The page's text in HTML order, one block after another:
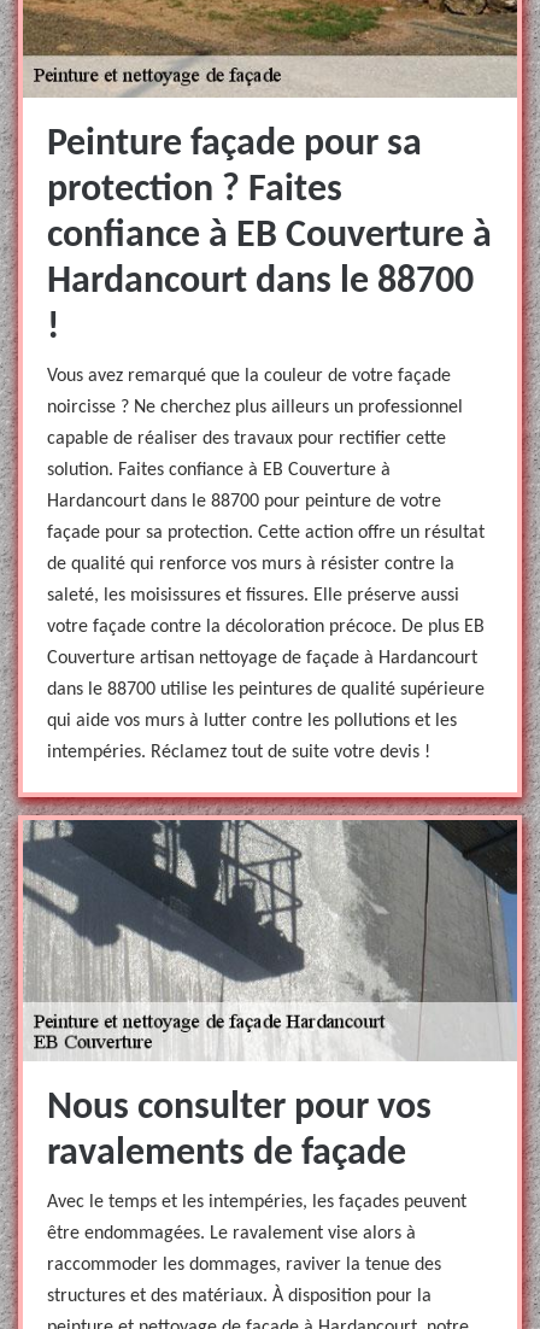
Peinture façade pour sa
protection ? Faites
confiance à EB Couverture à
Hardancourt dans le 88700
!
Vous avez remarqué que la couleur de votre façade
noircisse ? Ne cherchez plus ailleurs un professionnel
capable de réaliser des travaux pour rectifier cette
solution. Faites confiance à EB Couverture à
Hardancourt dans le 88700 pour peinture de votre
façade pour sa protection. Cette action offre un résultat
de qualité qui renforce vos murs à résister contre la
saleté, les moisissures et fissures. Elle préserve aussi
votre façade contre la décoloration précoce. De plus EB
Couverture artisan nettoyage de façade à Hardancourt
dans le 88700 utilise les peintures de qualité supérieure
qui aide vos murs à lutter contre les pollutions et les
intempéries. Réclamez tout de suite votre devis !
Nous consulter pour vos
ravalements de façade
Avec le temps et les intempéries, les façades peuvent
être endommagées. Le ravalement vise alors à
raccommoder les dommages, raviver la tenue des
structures et des matériaux. À disposition pour la